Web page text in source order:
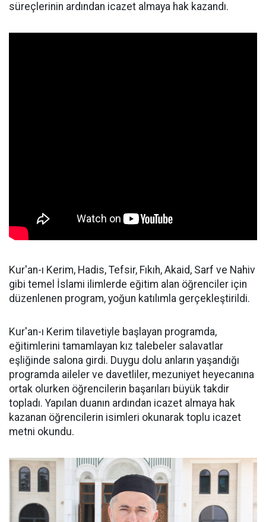
süreçlerinin ardından icazet almaya hak kazandı.
Kur'an-ı Kerim, Hadis, Tefsir, Fıkıh, Akaid, Sarf ve Nahiv
gibi temel İslami ilimlerde eğitim alan öğrenciler için
düzenlenen program, yoğun katılımla gerçekleştirildi.
Kur'an-ı Kerim tilavetiyle başlayan programda,
eğitimlerini tamamlayan kız talebeler salavatlar
eşliğinde salona girdi. Duygu dolu anların yaşandığı
programda aileler ve davetliler, mezuniyet heyecanına
ortak olurken öğrencilerin başarıları büyük takdir
topladı. Yapılan duanın ardından icazet almaya hak
kazanan öğrencilerin isimleri okunarak toplu icazet
metni okundu.